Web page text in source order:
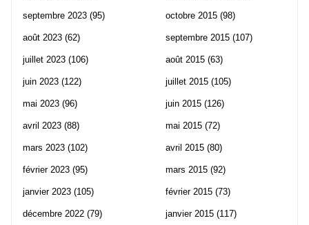
septembre 2023 (95)
août 2023 (62)
juillet 2023 (106)
juin 2023 (122)
mai 2023 (96)
avril 2023 (88)
mars 2023 (102)
février 2023 (95)
janvier 2023 (105)
décembre 2022 (79)
octobre 2015 (98)
septembre 2015 (107)
août 2015 (63)
juillet 2015 (105)
juin 2015 (126)
mai 2015 (72)
avril 2015 (80)
mars 2015 (92)
février 2015 (73)
janvier 2015 (117)